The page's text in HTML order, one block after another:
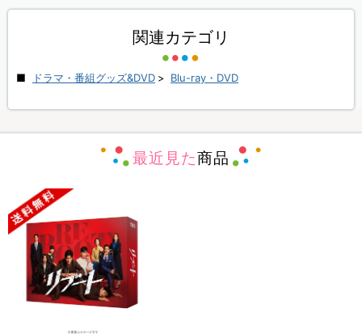
関連カテゴリ
ドラマ・番組グッズ&DVD > Blu-ray・DVD
最近見た商品